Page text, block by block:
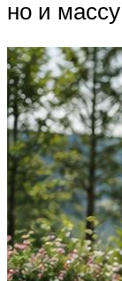
но и